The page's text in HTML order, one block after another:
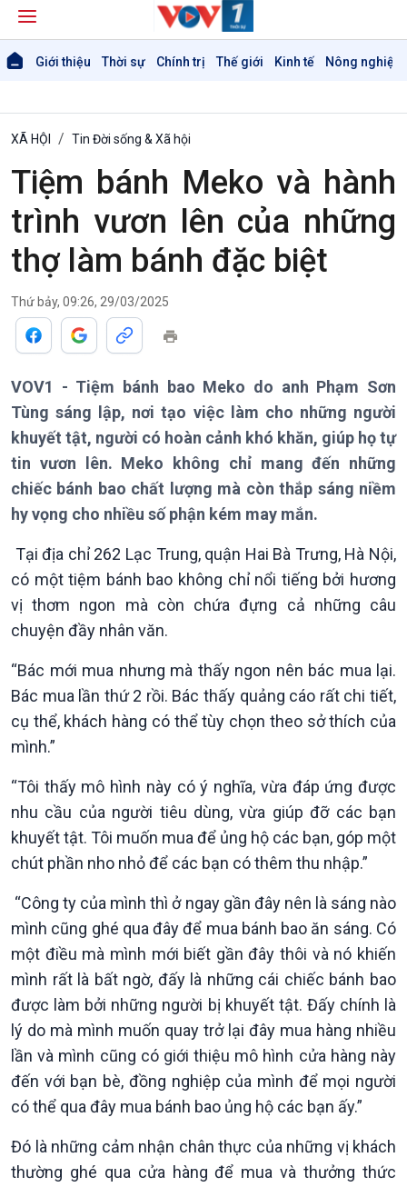
Giới thiệu Thời sự Chính trị Thế giới Kinh tế Nông nghiệp
Giới thiệu
Thời sự
Thời sự 6h
Thời sự 12h
Thời sự 18h
Thời sự 21h30
Bản tin
Chuyên mục
Theo dòng Thời sự
XÃ HỘI Tin Đời sống & Xã hội
Tiệm bánh Meko và hành
trình vươn lên của những
thợ làm bánh đặc biệt
Thứ bảy, 09:26, 29/03/2025
VOV1 - Tiệm bánh bao Meko do anh Phạm Sơn
Tùng sáng lập, nơi tạo việc làm cho những người
khuyết tật, người có hoàn cảnh khó khăn, giúp họ tự
tin vươn lên. Meko không chỉ mang đến những
chiếc bánh bao chất lượng mà còn thắp sáng niềm
hy vọng cho nhiều số phận kém may mắn.
Tại địa chỉ 262 Lạc Trung, quận Hai Bà Trưng, Hà Nội,
có một tiệm bánh bao không chỉ nổi tiếng bởi hương
vị thơm ngon mà còn chứa đựng cả những câu
chuyện đầy nhân văn.
“Bác mới mua nhưng mà thấy ngon nên bác mua lại.
Bác mua lần thứ 2 rồi. Bác thấy quảng cáo rất chi tiết,
cụ thể, khách hàng có thể tùy chọn theo sở thích của
mình.”
“Tôi thấy mô hình này có ý nghĩa, vừa đáp ứng được
nhu cầu của người tiêu dùng, vừa giúp đỡ các bạn
khuyết tật. Tôi muốn mua để ủng hộ các bạn, góp một
chút phần nho nhỏ để các bạn có thêm thu nhập.”
“Công ty của mình thì ở ngay gần đây nên là sáng nào
mình cũng ghé qua đây để mua bánh bao ăn sáng. Có
một điều mà mình mới biết gần đây thôi và nó khiến
mình rất là bất ngờ, đấy là những cái chiếc bánh bao
được làm bởi những người bị khuyết tật. Đấy chính là
lý do mà mình muốn quay trở lại đây mua hàng nhiều
lần và mình cũng có giới thiệu mô hình cửa hàng này
đến với bạn bè, đồng nghiệp của mình để mọi người
có thể qua đây mua bánh bao ủng hộ các bạn ấy.”
Đó là những cảm nhận chân thực của những vị khách
thường ghé qua cửa hàng để mua và thưởng thức